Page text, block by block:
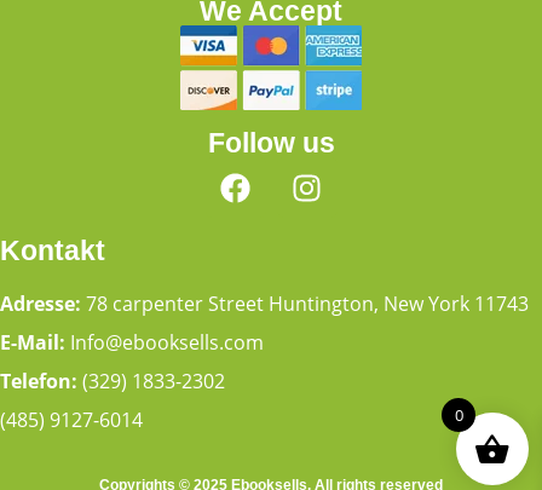
We Accept
Follow us
Kontakt
Adresse: 78 carpenter Street Huntington, New York 11743
E-Mail: Info@ebooksells.com
Telefon: (329) 1833-2302
(485) 9127-6014
Copyrights © 2025 Ebooksells. All rights reserved
0